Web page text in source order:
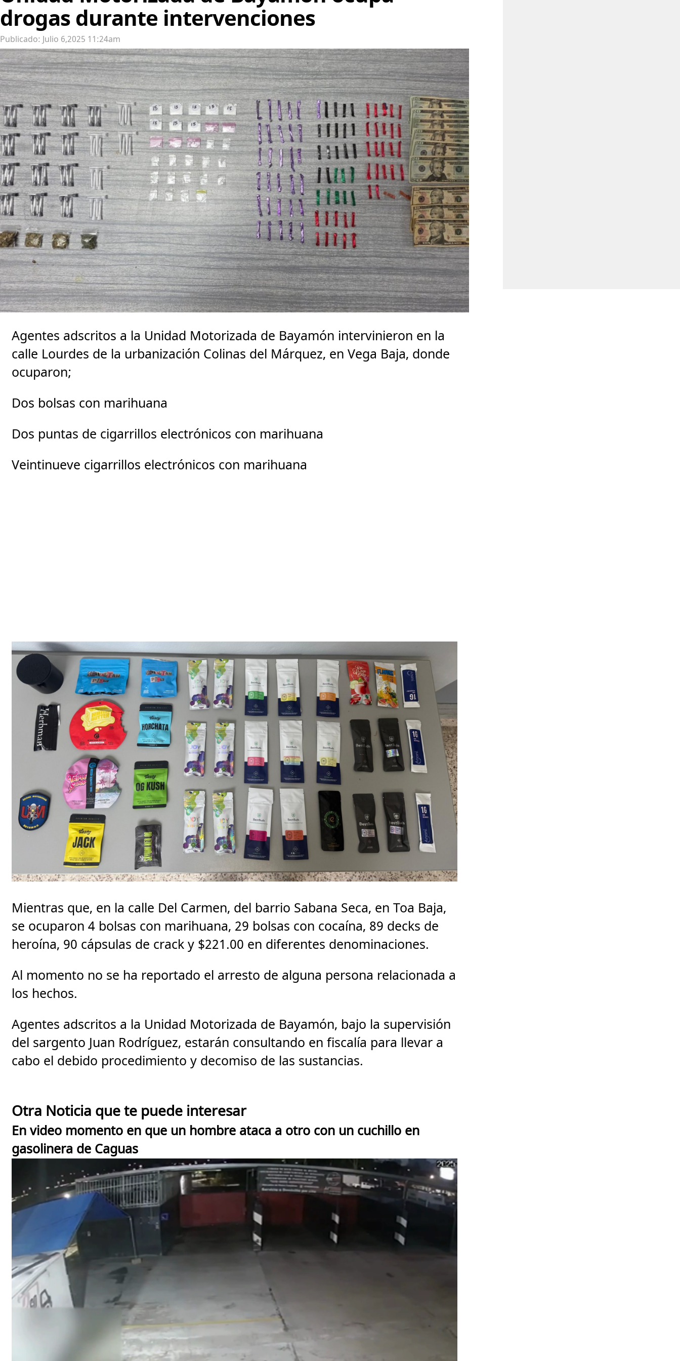
drogas durante intervenciones
Publicado: Julio 6,2025 11:24am
Agentes adscritos a la Unidad Motorizada de Bayamón intervinieron en la
calle Lourdes de la urbanización Colinas del Márquez, en Vega Baja, donde
ocuparon;
Dos bolsas con marihuana
Dos puntas de cigarrillos electrónicos con marihuana
Veintinueve cigarrillos electrónicos con marihuana
Mientras que, en la calle Del Carmen, del barrio Sabana Seca, en Toa Baja,
se ocuparon 4 bolsas con marihuana, 29 bolsas con cocaína, 89 decks de
heroína, 90 cápsulas de crack y $221.00 en diferentes denominaciones.
Al momento no se ha reportado el arresto de alguna persona relacionada a
los hechos.
Agentes adscritos a la Unidad Motorizada de Bayamón, bajo la supervisión
del sargento Juan Rodríguez, estarán consultando en fiscalía para llevar a
cabo el debido procedimiento y decomiso de las sustancias.
Otra Noticia que te puede interesar
En video momento en que un hombre ataca a otro con un cuchillo en
gasolinera de Caguas